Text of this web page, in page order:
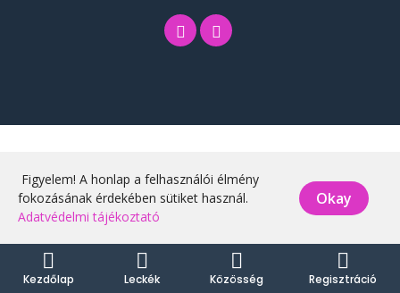
Figyelem! A honlap a felhasználói élmény
fokozásának érdekében sütiket használ.
Adatvédelmi tájékoztató
Okay
Kezdőlap Leckék Közösség Regisztráció